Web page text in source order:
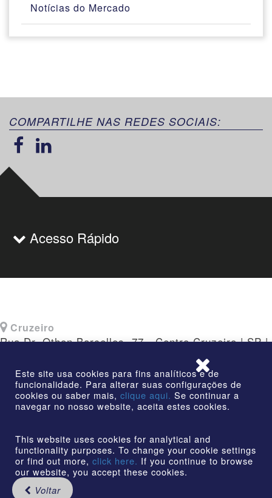
Notícias do Mercado
COMPARTILHE NAS REDES SOCIAIS:
Voltar
Acesso Rápido
Cruzeiro
Rua Dr. Othon Barcellos, 77 - Centro Cruzeiro | SP |
direitos reservados
Este site usa cookies para fins analíticos e de
funcionalidade. Para alterar suas configurações de
cookies ou saber mais, clique aqui. Se continuar a
navegar no nosso website, aceita estes cookies.
This website uses cookies for analytical and
functionality purposes. To change your cookie settings
or find out more, click here. If you continue to browse
our website, you accept these cookies.